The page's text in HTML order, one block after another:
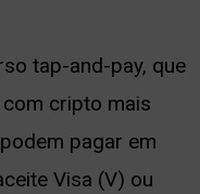
tap-and-pay, que
cripto mais
pagar em
Visa (V) ou